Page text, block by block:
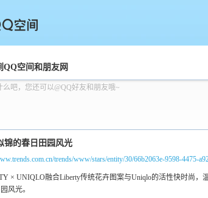
间
QQ空间和朋友网
么吧，您还可以@QQ好友和朋友哦~
trends/www/stars/entity/30/66b2063e-9598-4475-